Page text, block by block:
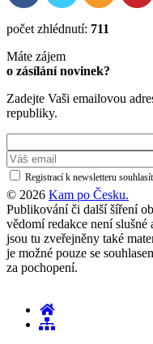
počet zhlédnutí: 711
Máte zájem
o zásílání novinek?
Zadejte Vaši emailovou
republiky.
Registrací k newsletteru
© 2026 Kam po Česku.
Publikování či další šíření
vědomí redakce není
jsou tu zveřejněny také
je možné pouze se
za pochopení.